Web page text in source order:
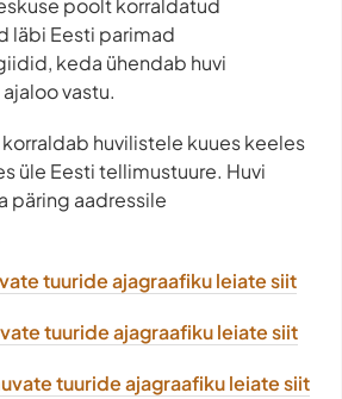
poolt korraldatud
läbi Eesti parimad
keda ühendab huvi
vastu.
huvilistele kuues keeles
üle Eesti tellimustuure. Huvi
päring aadressile
tuuride ajagraafiku leiate siit
tuuride ajagraafiku leiate siit
tuuride ajagraafiku leiate siit